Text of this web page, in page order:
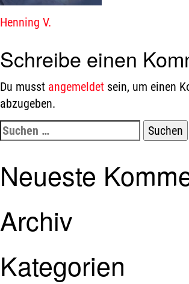
Henning V.
Schreibe einen
Du musst angemeldet sein, um einen
abzugeben.
Suchen
nach:
Neueste
Archiv
Kategorien